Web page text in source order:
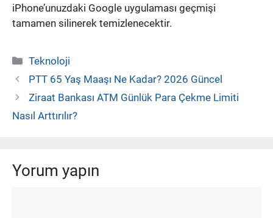
iPhone’unuzdaki Google uygulaması geçmişi
tamamen silinerek temizlenecektir.
Kategoriler
Teknoloji
PTT 65 Yaş Maaşı Ne Kadar? 2026 Güncel
Ziraat Bankası ATM Günlük Para Çekme Limiti
Nasıl Arttırılır?
Yorum yapın